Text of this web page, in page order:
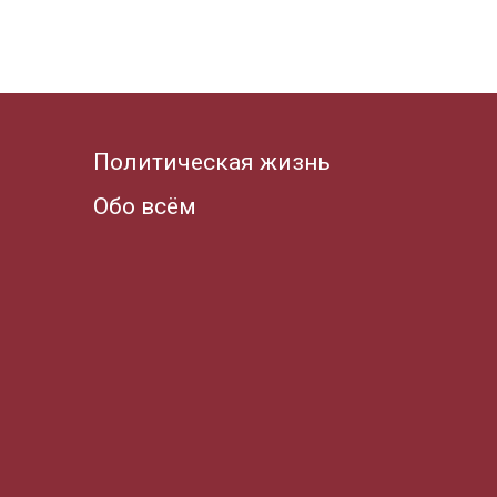
Политическая жизнь
Обо всём